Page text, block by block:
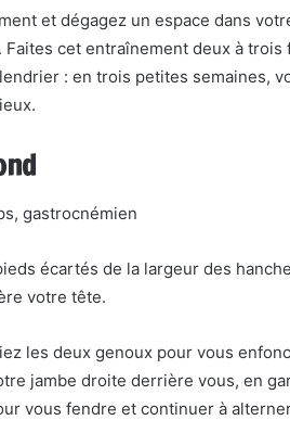
et dégagez un espace dans
cet entraînement deux à trois
: en trois petites semaines,
gastrocnémien
écartés de la largeur des
votre tête.
les deux genoux pour vous
jambe droite derrière vous, en
vous fendre et continuer à